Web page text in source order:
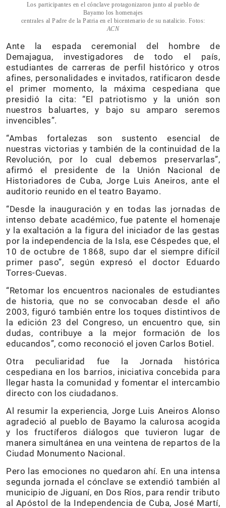
Los participantes en el cónclave protagonizaron junto al pueblo de
Bayamo los homenajes
centrales al Padre de la Patria en el bicentenario de su natalicio. Fotos:
ACN
Ante la espada ceremonial del hombre de
Demajagua, investigadores de todo el país,
estudiantes de carreras de perfil histórico y otros
afines, personalidades e invitados, ratificaron desde
el primer momento, la máxima cespediana que
presidió la cita: “El patriotismo y la unión son
nuestros baluartes, y bajo su amparo seremos
invencibles”.
“Ambas fortalezas son sustento esencial de
nuestras victorias y también de la continuidad de la
Revolución, por lo cual debemos preservarlas”,
afirmó el presidente de la Unión Nacional de
Historiadores de Cuba, Jorge Luis Aneiros, ante el
auditorio reunido en el teatro Bayamo.
“Desde la inauguración y en todas las jornadas de
intenso debate académico, fue patente el homenaje
y la exaltación a la figura del iniciador de las gestas
por la independencia de la Isla, ese Céspedes que, el
10 de octubre de 1868, supo dar el siempre difícil
primer paso”, según expresó el doctor Eduardo
Torres-Cuevas.
“Retomar los encuentros nacionales de estudiantes
de historia, que no se convocaban desde el año
2003, figuró también entre los toques distintivos de
la edición 23 del Congreso, un encuentro que, sin
dudas, contribuye a la mejor formación de los
educandos”, como reconoció el joven Carlos Botiel.
Otra peculiaridad fue la Jornada histórica
cespediana en los barrios, iniciativa concebida para
llegar hasta la comunidad y fomentar el intercambio
directo con los ciudadanos.
Al resumir la experiencia, Jorge Luis Aneiros Alonso
agradeció al pueblo de Bayamo la calurosa acogida
y los fructíferos diálogos que tuvieron lugar de
manera simultánea en una veintena de repartos de la
Ciudad Monumento Nacional.
Pero las emociones no quedaron ahí. En una intensa
segunda jornada el cónclave se extendió también al
municipio de Jiguaní, en Dos Ríos, para rendir tributo
al Apóstol de la Independencia de Cuba, José Martí,